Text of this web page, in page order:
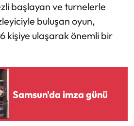
başlayan ve turnelerle
buluşan oyun,
kişiye ulaşarak önemli bir
Samsun'da imza günü